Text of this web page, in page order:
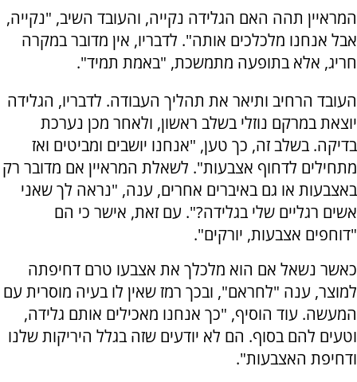
המראיין תהה האם הגלידה נקייה, והעובד השיב, "נקייה,
אבל אנחנו מלכלכים אותה". לדבריו, אין מדובר במקרה
חריג, אלא בתופעה מתמשכת, "באמת תמיד".
העובד הרחיב ותיאר את תהליך העבודה. לדבריו, הגלידה
יוצאת במרקם נוזלי בשלב ראשון, ולאחר מכן נערכת
בדיקה. בשלב זה, כך טען, "אנחנו יושבים ומביטים ואז
מתחילים לדחוף אצבעות". לשאלת המראיין אם מדובר רק
באצבעות או גם באיברים אחרים, ענה, "נראה לך שאני
אשים רגליים שלי בגלידה?". עם זאת, אישר כי הם
"דוחפים אצבעות, יורקים".
כאשר נשאל אם הוא מלכלך את אצבעו טרם דחיפתה
למוצר, ענה "לחראם", ובכך רמז שאין לו בעיה מוסרית עם
המעשה. עוד הוסיף, "כך אנחנו מאכילים אותם גלידה,
וטעים להם בסוף. הם לא יודעים שזה בגלל היריקות שלנו
ודחיפת האצבעות".